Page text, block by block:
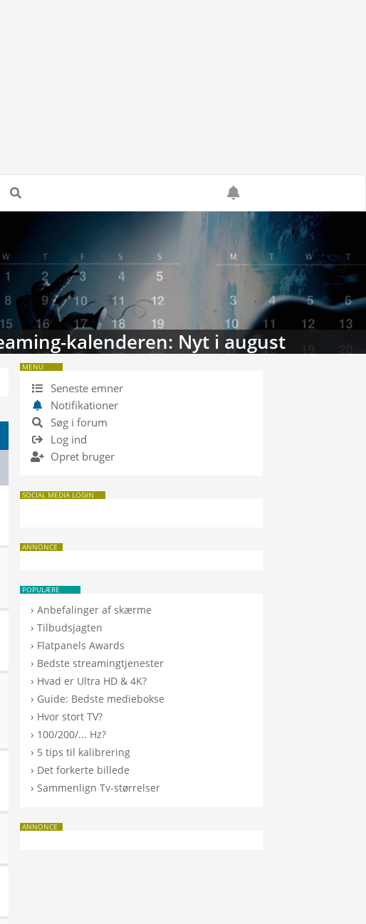
databasen: Sammenlign TV
MENU
Seneste emner
Notifikationer
Søg i forum
Log ind
Opret bruger
SOCIAL MEDIA LOGIN
ANNONCE
POPULÆRE
›Anbefalinger af skærme
›Tilbudsjagten
› Flatpanels Awards
› Bedste streamingtjenester
› Hvad er Ultra HD & 4K?
› Guide: Bedste mediebokse
› Hvor stort TV?
› 100/200/... Hz?
› 5 tips til kalibrering
› Det forkerte billede
›Sammenlign Tv-størrelser
ANNONCE